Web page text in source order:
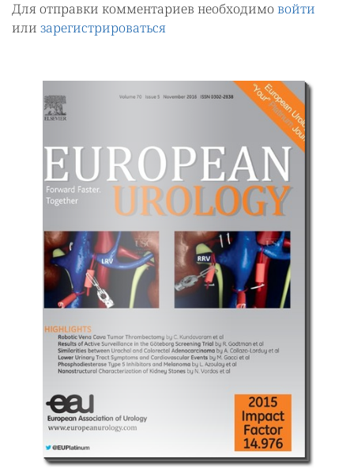
Для отправки комментариев необходимо войти
или зарегистрироваться